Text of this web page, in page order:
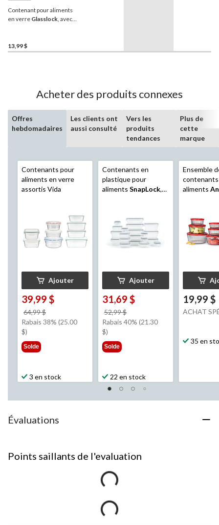
Contenant pour aliments
en verre Glasslock , avec
13,99 $
Acheter des produits connexes
Offres
hebdomadaires
Les clients ont
aussi consulté
Vers les
produits
tendances
Plus de
cette
marque
Contenants pour
aliments en verre
assortis Vida
Ajouter
39,99 $
64,99 $
était
Rabais 38% (25.00
$)
Solde
3 en stock
Contenants en
plastique pour
aliments SnapLock,
Ajouter
31,69 $
52,99 $
était
Rabais 40% (21.30
$)
Solde
22 en stock
Ensemble
aliments
19,99 $
ACHAT
35 en
Évaluations
Points saillants de l'evaluation